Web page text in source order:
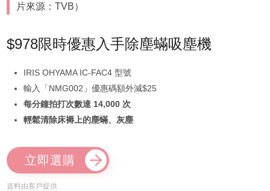
片來源：TVB）
$978限時優惠入手除塵蟎吸塵機
IRIS OHYAMA IC-FAC4 型號
輸入「NMG002」優惠碼額外減$25
每分鐘拍打次數達 14,000 次
輕鬆清除床褥上的塵蟎、灰塵
立即選購
資料由客戶提供